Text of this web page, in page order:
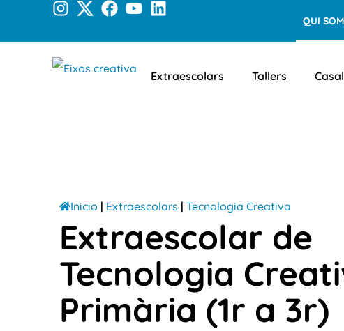
QUI SOM
Extraescolars Tallers
Inicio | Extraescolars | Tecnologia Creativa
Extraescolar de
Tecnologia
Primària (1r a 3r)